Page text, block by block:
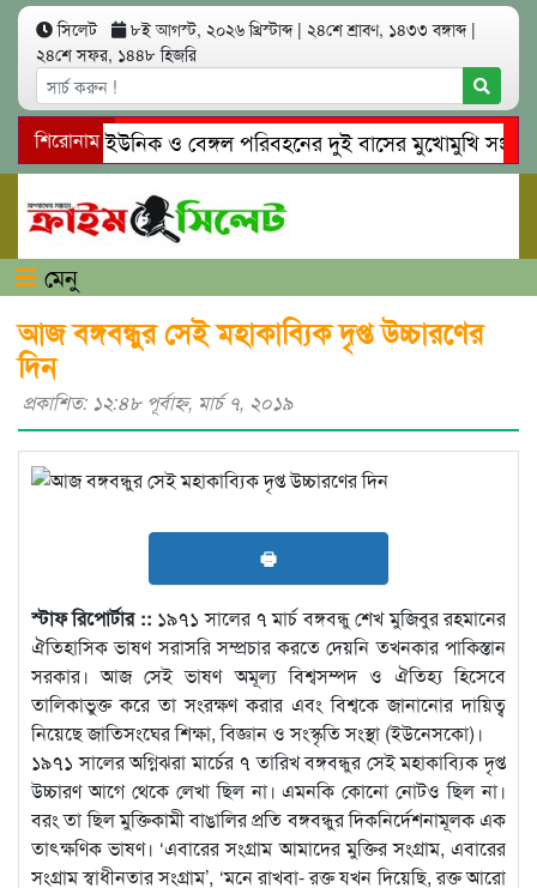
সিলেট ৮ই আগস্ট, ২০২৬ খ্রিস্টাব্দ | ২৪শে শ্রাবণ, ১৪৩৩ বঙ্গাব্দ |
২৪শে সফর, ১৪৪৮ হিজরি
শিরোনাম
সিলেটে ইউনিক ও বেঙ্গল পরিবহনের দুই বাসের মুখোমুখি সং’ঘ’র্ষে
গোয়াইনঘাটে প্রেমের ফাঁদে তরুণী পাচার: মাদকাসক্ত রিমালকে
মেনু
আজ বঙ্গবন্ধুর সেই মহাকাব্যিক দৃপ্ত উচ্চারণের
দিন
প্রকাশিত: ১২:৪৮ পূর্বাহ্ণ, মার্চ ৭, ২০১৯
🖶
স্টাফ রিপোর্টার :: ১৯৭১ সালের ৭ মার্চ বঙ্গবন্ধু শেখ মুজিবুর রহমানের
ঐতিহাসিক ভাষণ সরাসরি সম্প্রচার করতে দেয়নি তখনকার পাকিস্তান
সরকার। আজ সেই ভাষণ অমূল্য বিশ্বসম্পদ ও ঐতিহ্য হিসেবে
তালিকাভুক্ত করে তা সংরক্ষণ করার এবং বিশ্বকে জানানোর দায়িত্ব
নিয়েছে জাতিসংঘের শিক্ষা, বিজ্ঞান ও সংস্কৃতি সংস্থা (ইউনেসকো)।
১৯৭১ সালের অগ্নিঝরা মার্চের ৭ তারিখ বঙ্গবন্ধুর সেই মহাকাব্যিক দৃপ্ত
উচ্চারণ আগে থেকে লেখা ছিল না। এমনকি কোনো নোটও ছিল না।
বরং তা ছিল মুক্তিকামী বাঙালির প্রতি বঙ্গবন্ধুর দিকনির্দেশনামূলক এক
তাৎক্ষণিক ভাষণ। ‘এবারের সংগ্রাম আমাদের মুক্তির সংগ্রাম, এবারের
সংগ্রাম স্বাধীনতার সংগ্রাম’, ‘মনে রাখবা- রক্ত যখন দিয়েছি, রক্ত আরো